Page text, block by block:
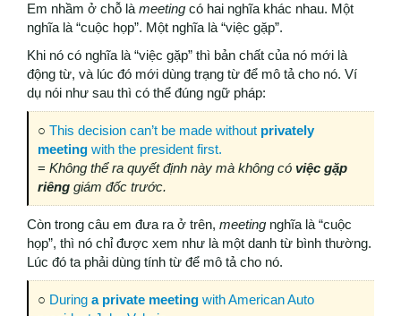
Em nhầm ở chỗ là meeting có hai nghĩa khác nhau. Một
nghĩa là “cuộc họp”. Một nghĩa là “việc gặp”.
Khi nó có nghĩa là “việc gặp” thì bản chất của nó mới là
động từ, và lúc đó mới dùng trạng từ để mô tả cho nó. Ví
dụ nói như sau thì có thể đúng ngữ pháp:
○ This decision can’t be made without privately
meeting with the president first.
= Không thể ra quyết định này mà không có việc gặp
riêng giám đốc trước.
Còn trong câu em đưa ra ở trên, meeting nghĩa là “cuộc
họp”, thì nó chỉ được xem như là một danh từ bình thường.
Lúc đó ta phải dùng tính từ để mô tả cho nó.
○ During a private meeting with American Auto